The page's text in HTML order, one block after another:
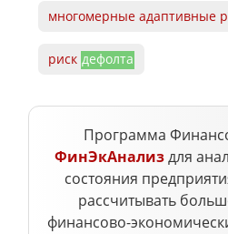
многомерные адаптивные
риск дефолта
Программа
ФинЭкАнализдля
состояния
рассчитывать
финансово-